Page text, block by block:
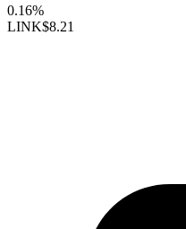
0.16%
LINK$8.21